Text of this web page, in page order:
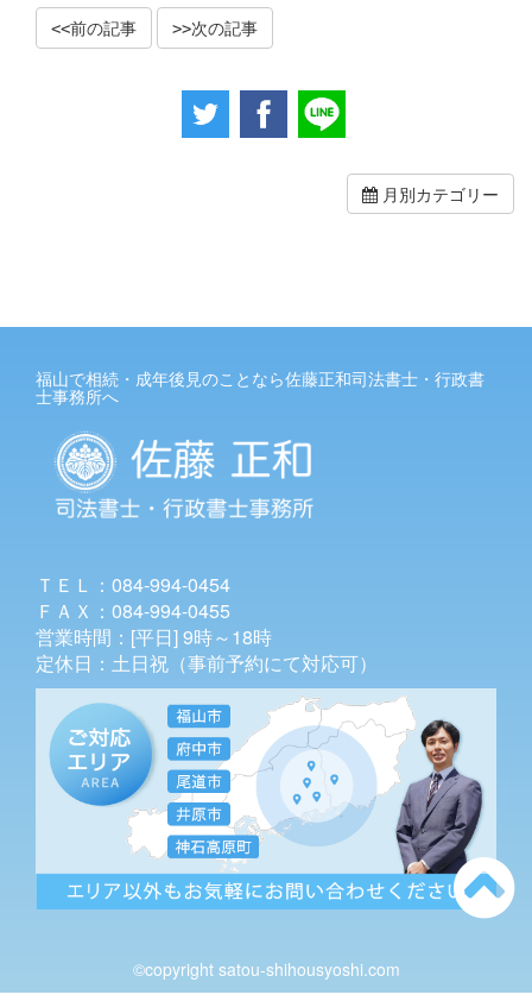
前の記事 次の記事
月別カテゴリー
福山で相続・成年後見のことなら佐藤正和司法書士・行政書
士事務所へ
ＴＥＬ：084-994-0454
ＦＡＸ：084-994-0455
営業時間：[平日] 9時～18時
定休日：土日祝（事前予約にて対応可）
©copyright satou-shihousyoshi.com